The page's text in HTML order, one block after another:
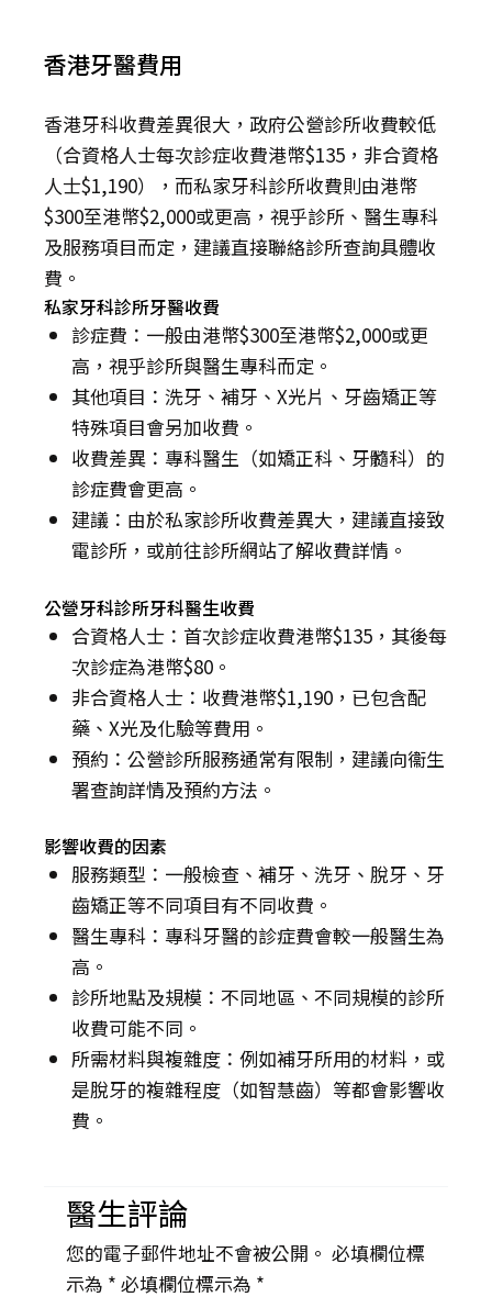
香港牙醫費用
香港牙科收費差異很大，政府公營診所收費較低
（合資格人士每次診症收費港幣$135，非合資格
人士$1,190），而私家牙科診所收費則由港幣
$300至港幣$2,000或更高，視乎診所、醫生專科
及服務項目而定，建議直接聯絡診所查詢具體收
費。
私家牙科診所牙醫收費
診症費：一般由港幣$300至港幣$2,000或更
高，視乎診所與醫生專科而定。
其他項目：洗牙、補牙、X光片、牙齒矯正等
特殊項目會另加收費。
收費差異：專科醫生（如矯正科、牙髓科）的
診症費會更高。
建議：由於私家診所收費差異大，建議直接致
電診所，或前往診所網站了解收費詳情。
公營牙科診所牙科醫生收費
合資格人士：首次診症收費港幣$135，其後每
次診症為港幣$80。
非合資格人士：收費港幣$1,190，已包含配
藥、X光及化驗等費用。
預約：公營診所服務通常有限制，建議向衞生
署查詢詳情及預約方法。
影響收費的因素
服務類型：一般檢查、補牙、洗牙、脫牙、牙
齒矯正等不同項目有不同收費。
醫生專科：專科牙醫的診症費會較一般醫生為
高。
診所地點及規模：不同地區、不同規模的診所
收費可能不同。
所需材料與複雜度：例如補牙所用的材料，或
是脫牙的複雜程度（如智慧齒）等都會影響收
費。
醫生評論
您的電子郵件地址不會被公開。 必填欄位標
示為 * 必填欄位標示為 *